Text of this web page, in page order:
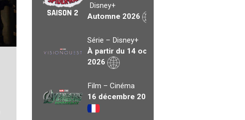
SAISON 2
Disney+
Automne 2026
Série – Disney+
À partir du 14 oct.
2026
Film – Cinéma
16 décembre 2026